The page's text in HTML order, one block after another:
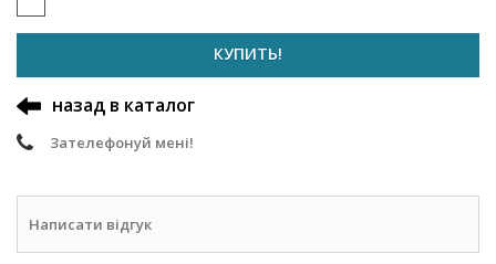
КУПИТЬ!
назад в каталог
Зателефонуй мені!
Написати відгук